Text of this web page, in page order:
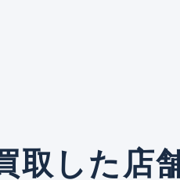
取した店